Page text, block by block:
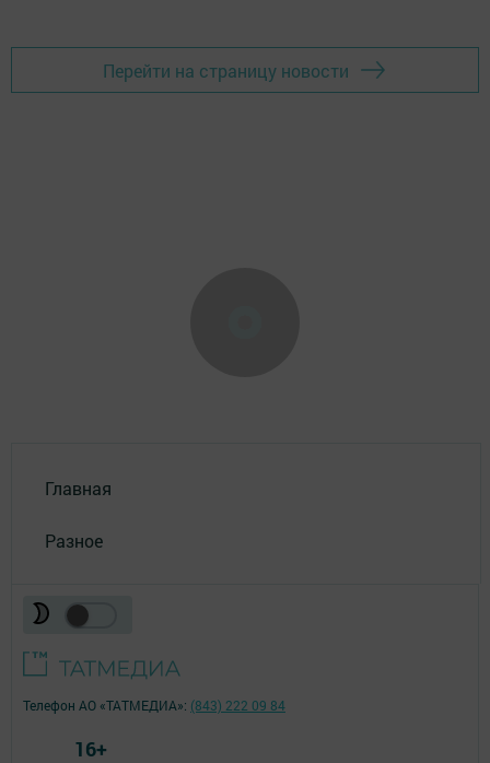
Перейти на страницу новости
Главная
Разное
Телефон АО «ТАТМЕДИА»: (843) 222 09 84
16+